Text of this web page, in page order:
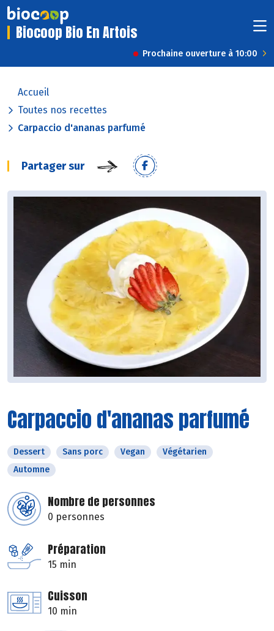
Biocoop Bio En Artois
Prochaine ouverture à 10:00
Accueil
Toutes nos recettes
Carpaccio d'ananas parfumé
Partager sur
Carpaccio d'ananas parfumé
Dessert Sans porc Vegan
Végétarien
Automne
Nombre de personnes
0 personnes
Préparation
15 min
Cuisson
10 min